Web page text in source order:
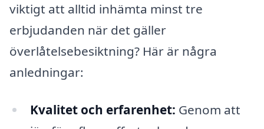
viktigt att alltid inhämta minst tre
erbjudanden när det gäller
överlåtelsebesiktning? Här är några
anledningar:
Kvalitet och erfarenhet: Genom att